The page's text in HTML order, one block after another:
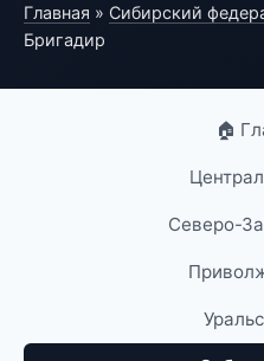
Главная » Сибирский
Бригадир
🏠
Северо-